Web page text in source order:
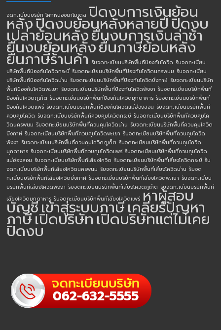
จดทะเบียนบริษัท โคกหนองนาโมเดล ปิดงบการเงินย้อน
หลังปิดงบย้อนหลังหลายปีปิดงบ
เปล่าย้อนหลังยื่นงบการเงินล่าช้า
ยื่นงบย้อนหลังยื่นภาษีย้อนหลัง
ยื่นภาษีร้านค้า รับจดทะเบียนบริษัทพื้นทีป้องกันโควิด รับจดทะเบียน
บริษัทพื้นทีป้องกันโควิดกระบี่ รับจดทะเบียนบริษัทพื้นทีป้องกันโควิดนครพนม รับจดทะเบียน
บริษัทพื้นทีป้องกันโควิดน่าน รับจดทะเบียนบริษัทพื้นทีป้องกันโควิดบึงกาฬ รับจดทะเบียนบริษัท
พื้นทีป้องกันโควิดพะเยา รับจดทะเบียนบริษัทพื้นทีป้องกันโควิดพังงา รับจดทะเบียนบริษัทพื้นที
ป้องกันโควิดภูเก็ต รับจดทะเบียนบริษัทพื้นทีป้องกันโควิดมุกดาหาร รับจดทะเบียนบริษัทพื้นที
ป้องกันโควิดแพร่ รับจดทะเบียนบริษัทพื้นทีป้องกันโควิดแม่ฮ่องสอน รับจดทะเบียนบริษัทพื้นที่
ควบคุมโควิด รับจดทะเบียนบริษัทพื้นที่ควบคุมโควิดกระบี่ รับจดทะเบียนบริษัทพื้นที่ควบคุมโค
วิดนครพนม รับจดทะเบียนบริษัทพื้นที่ควบคุมโควิดน่าน รับจดทะเบียนบริษัทพื้นที่ควบคุมโควิด
บึงกาฬ รับจดทะเบียนบริษัทพื้นที่ควบคุมโควิดพะเยา รับจดทะเบียนบริษัทพื้นที่ควบคุมโควิด
พังงา รับจดทะเบียนบริษัทพื้นที่ควบคุมโควิดภูเก็ต รับจดทะเบียนบริษัทพื้นที่ควบคุมโควิด
มุกดาหาร รับจดทะเบียนบริษัทพื้นที่ควบคุมโควิดแพร่ รับจดทะเบียนบริษัทพื้นที่ควบคุมโควิด
แม่ฮ่องสอน รับจดทะเบียนบริษัทพื้นที่เสี่ยงโควิด รับจดทะเบียนบริษัทพื้นที่เสี่ยงโควิดกระบี่ รับ
จดทะเบียนบริษัทพื้นที่เสี่ยงโควิดนครพนม รับจดทะเบียนบริษัทพื้นที่เสี่ยงโควิดน่าน รับจด
ทะเบียนบริษัทพื้นที่เสี่ยงโควิดบึงกาฬ รับจดทะเบียนบริษัทพื้นที่เสี่ยงโควิดพะเยา รับจดทะเบียน
บริษัทพื้นที่เสี่ยงโควิดพังงา รับจดทะเบียนบริษัทพื้นที่เสี่ยงโควิดภูเก็ต รับจดทะเบียนบริษัทพื้นที่
เสี่ยงโควิดมุกดาหาร รับจดทะเบียนบริษัทพื้นที่เสี่ยงโควิดแพร่ หาผู้สอบ
บัญชีเข้าสู่ระบบภาษีเคลียร์ปัญหา
ภาษีเปิดบริษัทเปิดบริษัทแต่ไม่เคย
ปิดงบ